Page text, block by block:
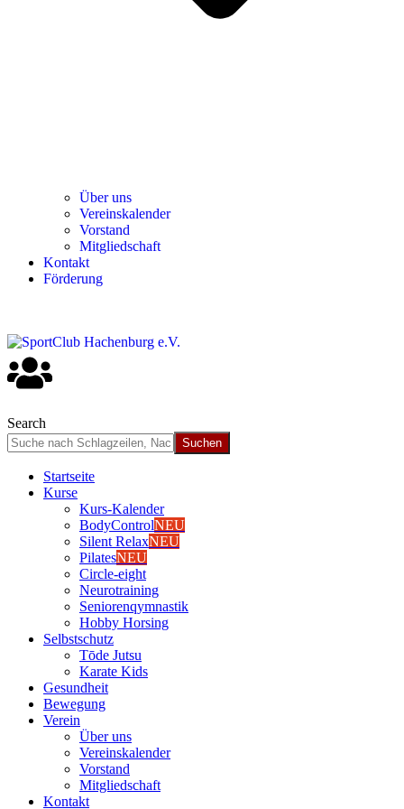
Über uns
Ver­einska­len­der
Vor­stand
Mit­glied­schaft
Kon­takt
För­de­rung
Search
Start­sei­te
Kur­se
Kurs-Kalen­­der
Body­Con­trolNEU
Silent RelaxNEU
Pila­tesNEU
Cir­cle-eight
Neu­ro­trai­ning
Senio­ren­qym­nas­tik
Hob­by Hor­sing
Selbst­schutz
Tōde Jutsu
Kara­te Kids
Gesund­heit
Bewe­gung
Ver­ein
Über uns
Ver­einska­len­der
Vor­stand
Mit­glied­schaft
Kon­takt